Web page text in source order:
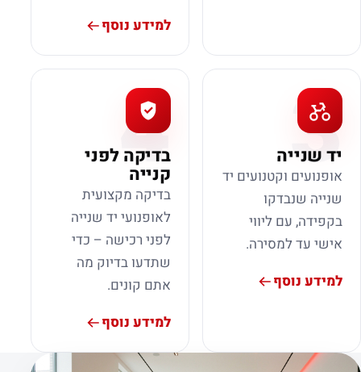
למידע נוסף
3
יד שנייה
אופנועים וקטנועים יד
שנייה שנבדקו
בקפידה, עם ליווי
אישי עד למסירה.
למידע נוסף
4
בדיקה לפני
קנייה
בדיקה מקצועית
לאופנועי יד שנייה
לפני רכישה – כדי
שתדעו בדיוק מה
אתם קונים.
למידע נוסף